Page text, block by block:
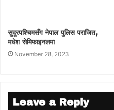
सुदूरपश्चिमसँग नेपाल पुलिस पराजित,
मधेश सेमिफाइनलमा
November 28, 2023
Leave a Reply